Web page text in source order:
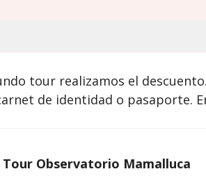
tour realizamos el
de identidad o pasaporte.
Observatorio Mamalluca